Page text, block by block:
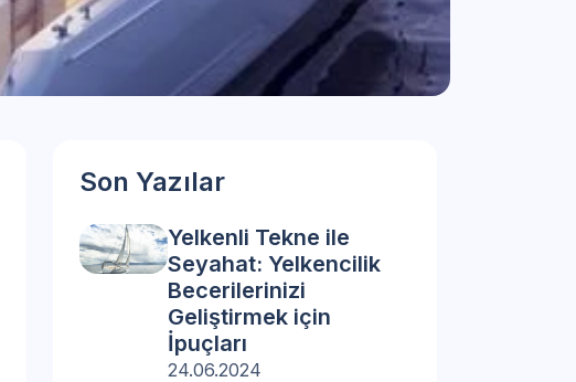
Son Yazılar
Yelkenli Tekne ile
Seyahat: Yelkencilik
Becerilerinizi
Geliştirmek için
İpuçları
24.06.2024